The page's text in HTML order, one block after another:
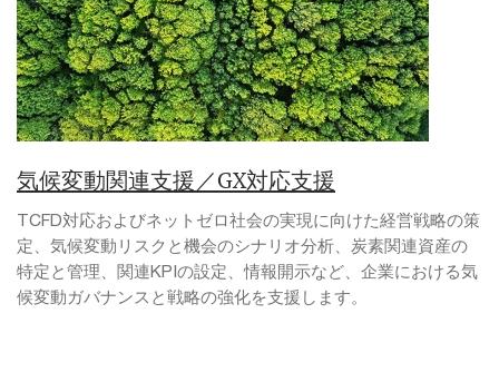
気候変動関連支援／GX対応支援
TCFD対応およびネットゼロ社会の実現に向けた経営戦略の策
定、気候変動リスクと機会のシナリオ分析、炭素関連資産の
特定と管理、関連KPIの設定、情報開示など、企業における気
候変動ガバナンスと戦略の強化を支援します。